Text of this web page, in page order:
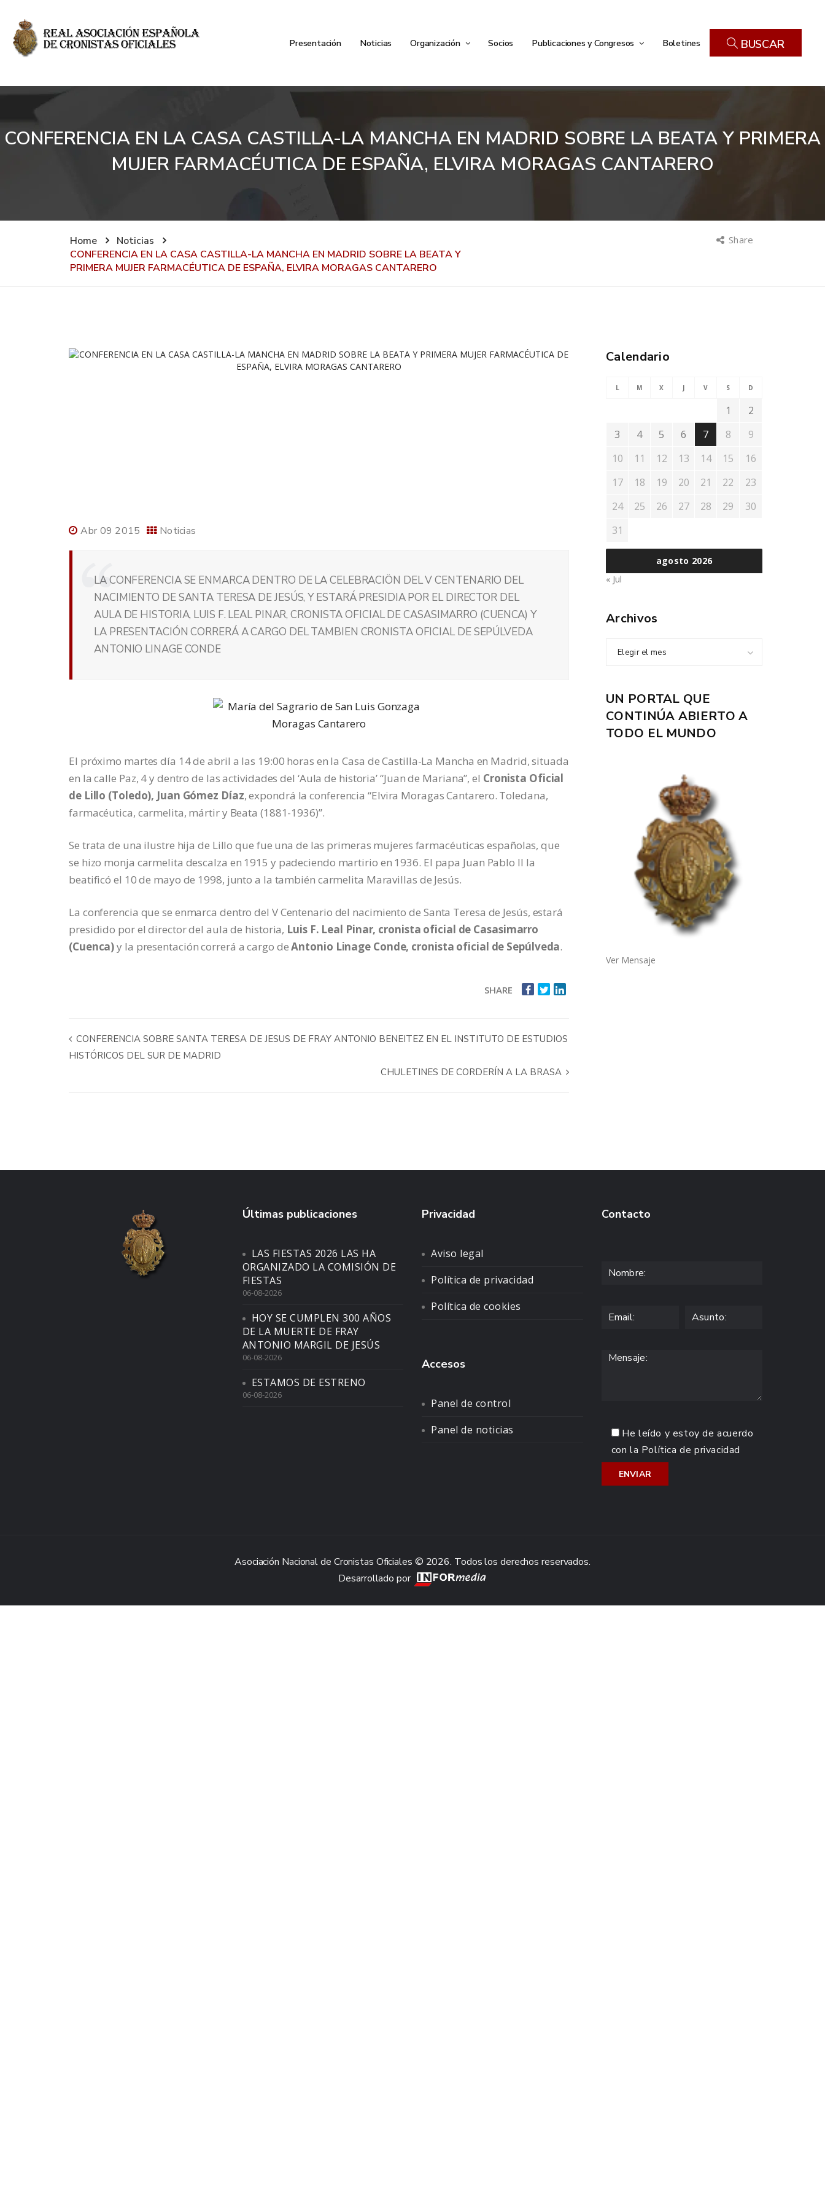
Presentación Noticias Organización Socios Publicaciones y Congresos Boletines BUSCAR
CONFERENCIA EN LA CASA CASTILLA-LA MANCHA EN MADRID SOBRE LA BEATA Y PRIMERA
MUJER FARMACÉUTICA DE ESPAÑA, ELVIRA MORAGAS CANTARERO
Home
Noticias
CONFERENCIA EN LA CASA CASTILLA-LA MANCHA EN MADRID SOBRE LA BEATA Y
PRIMERA MUJER FARMACÉUTICA DE ESPAÑA, ELVIRA MORAGAS CANTARERO
Share
Abr 09 2015 Noticias
LA CONFERENCIA SE ENMARCA DENTRO DE LA CELEBRACIÖN DEL V CENTENARIO DEL
NACIMIENTO DE SANTA TERESA DE JESÚS, Y ESTARÁ PRESIDIA POR EL DIRECTOR DEL
AULA DE HISTORIA, LUIS F. LEAL PINAR, CRONISTA OFICIAL DE CASASIMARRO (CUENCA) Y
LA PRESENTACIÓN CORRERÁ A CARGO DEL TAMBIEN CRONISTA OFICIAL DE SEPÚLVEDA
ANTONIO LINAGE CONDE
El próximo martes día 14 de abril a las 19:00 horas en la Casa de Castilla-La Mancha en Madrid, situada
en la calle Paz, 4 y dentro de las actividades del ‘Aula de historia’ “Juan de Mariana”, el Cronista Oficial
de Lillo (Toledo), Juan Gómez Díaz, expondrá la conferencia “Elvira Moragas Cantarero. Toledana,
farmacéutica, carmelita, mártir y Beata (1881-1936)”.
Se trata de una ilustre hija de Lillo que fue una de las primeras mujeres farmacéuticas españolas, que
se hizo monja carmelita descalza en 1915 y padeciendo martirio en 1936. El papa Juan Pablo II la
beatificó el 10 de mayo de 1998, junto a la también carmelita Maravillas de Jesús.
La conferencia que se enmarca dentro del V Centenario del nacimiento de Santa Teresa de Jesús, estará
presidido por el director del aula de historia, Luis F. Leal Pinar, cronista oficial de Casasimarro
(Cuenca)y la presentación correrá a cargo deAntonio Linage Conde, cronista oficial de Sepúlveda.
SHARE
CONFERENCIA SOBRE SANTA TERESA DE JESUS DE FRAY ANTONIO BENEITEZ EN EL INSTITUTO DE ESTUDIOS
HISTÓRICOS DEL SUR DE MADRID
CHULETINES DE CORDERÍN A LA BRASA
Calendario
agosto 2026
L M X J V S D
1
2
3
4 5 6 7 8
9
10
11 12 13 14 15
16
17
18 19 20 21 22
23
24
25 26 27 28 29
30
31
« Jul
Archivos
Elegir el mes
UN PORTAL QUE
CONTINÚA ABIERTO A
TODO EL MUNDO
Ver Mensaje
Últimas publicaciones
LAS FIESTAS 2026 LAS HA
ORGANIZADO LA COMISIÓN DE
FIESTAS
06-08-2026
HOY SE CUMPLEN 300 AÑOS
DE LA MUERTE DE FRAY
ANTONIO MARGIL DE JESÚS
06-08-2026
ESTAMOS DE ESTRENO
06-08-2026
Privacidad
Aviso legal
Política de privacidad
Política de cookies
Accesos
Panel de control
Panel de noticias
Contacto
He leído y estoy de acuerdo
con la Política de privacidad
Asociación Nacional de Cronistas Oficiales © 2026. Todos los derechos reservados.
Desarrollado por